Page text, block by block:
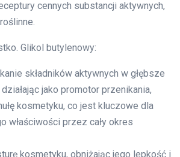
cennych substancji aktywnych,
Glikol butylenowy:
składników aktywnych w głębsze
jako promotor przenikania,
kosmetyku, co jest kluczowe dla
właściwości przez cały okres
kosmetyku, obniżając jego lepkość i